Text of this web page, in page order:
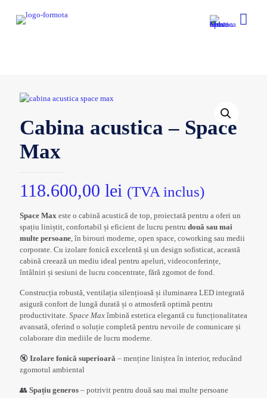
Cabina acustica – Space
Max
118.600,00 lei (TVA inclus)
Space Max este o cabină acustică de top, proiectată pentru a oferi un
spațiu liniștit, confortabil și eficient de lucru pentru două sau mai
multe persoane, în birouri moderne, open space, coworking sau medii
corporate. Cu izolare fonică excelentă și un design sofisticat, această
cabină creează un mediu ideal pentru apeluri, videoconferințe,
întâlniri și sesiuni de lucru concentrate, fără zgomot de fond.
Construcția robustă, ventilația silențioasă și iluminarea LED integrată
asigură confort de lungă durată și o atmosferă optimă pentru
productivitate. Space Max îmbină estetica elegantă cu funcționalitatea
avansată, oferind o soluție completă pentru nevoile de comunicare și
colaborare din mediile de lucru moderne.
🔇 Izolare fonică superioară – menține liniștea în interior, reducând
zgomotul ambiental
👥 Spațiu generos – potrivit pentru două sau mai multe persoane